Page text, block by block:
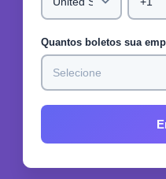
Quantos boletos sua